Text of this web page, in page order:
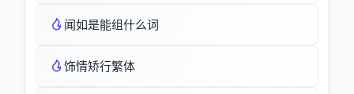
闻如是能组什么词
饰情矫行繁体